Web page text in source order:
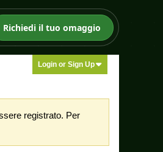
Richiedi il tuo omaggio
Login or Sign Up
registrato. Per